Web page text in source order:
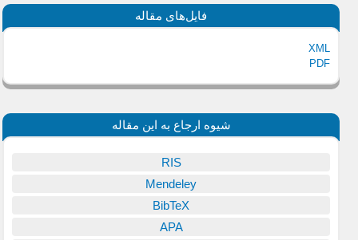
فایل‌های مقاله
XML
PDF
شیوه ارجاع به این مقاله
RIS
Mendeley
BibTeX
APA